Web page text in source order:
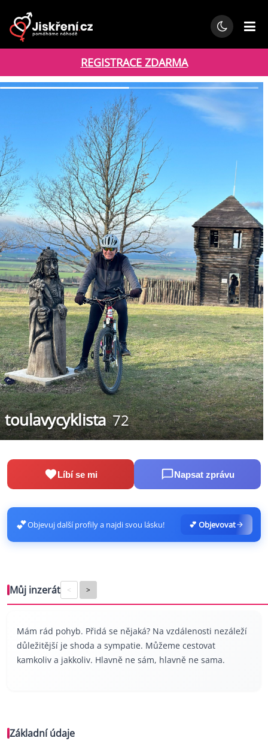
REGISTRACE ZDARMA
toulavycyklista 72
Líbí se mi Napsat zprávu
💕Objevuj další profily a najdi svou lásku! 💕 Objevovat
Můj inzerát < >
Mám rád pohyb. Přidá se nějaká? Na vzdálenosti nezáleží
důležitější je shoda a sympatie. Můžeme cestovat
kamkoliv a jakkoliv. Hlavně ne sám, hlavně ne sama.
Základní údaje